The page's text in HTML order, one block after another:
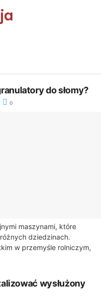
do słomy?
0
maszynami, które
dziedzinach.
w przemyśle rolniczym,
wysłużony